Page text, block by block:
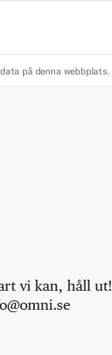
på denna webbplats.
vi kan, håll ut!